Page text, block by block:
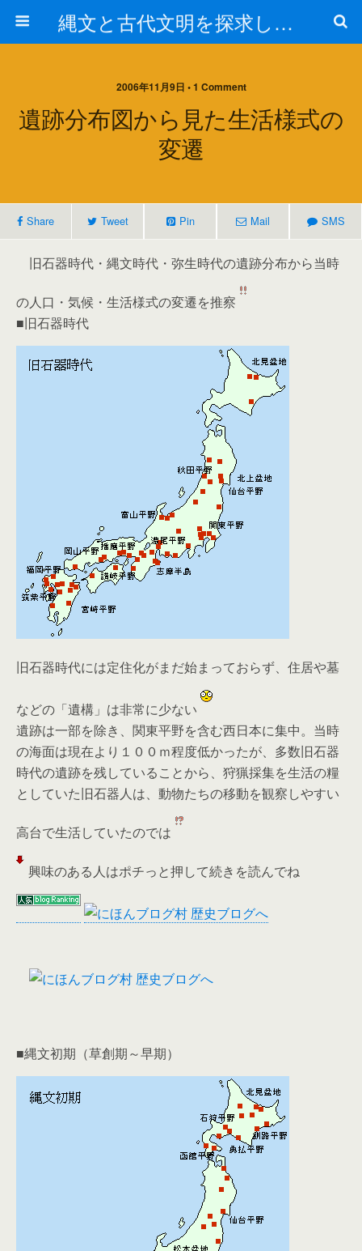
縄文と古代文明を探求しよう！
2006年11月9日 • 1 Comment
遺跡分布図から見た生活様式の
変遷
Share Tweet Pin Mail SMS
旧石器時代・縄文時代・弥生時代の遺跡分布から当時
の人口・気候・生活様式の変遷を推察
■旧石器時代
旧石器時代には定住化がまだ始まっておらず、住居や墓
などの「遺構」は非常に少ない
遺跡は一部を除き、関東平野を含む西日本に集中。当時
の海面は現在より１００ｍ程度低かったが、多数旧石器
時代の遺跡を残していることから、狩猟採集を生活の糧
としていた旧石器人は、動物たちの移動を観察しやすい
高台で生活していたのでは
興味のある人はポチっと押して続きを読んでね
■縄文初期（草創期～早期）